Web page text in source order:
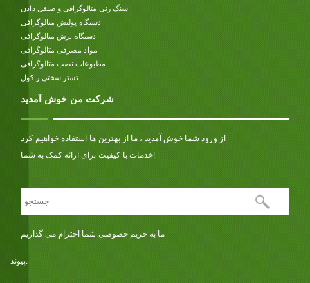
سنگ زنی متالوگرافی و صیقل دادن
دستگاه پولیش متالوگرافی
دستگاه برش متالوگرافی
مواد مصرفی متالوگرافی
مطبوعات نصب متالوگرافی
تستر سختی راکول
شرکت من خوش آمدید
از ورود شما خوش آمدید ، ما از بهترین ها استفاده خواهیم کرد
خدمات با کیفیت برای ارائه کمک به شما!
ما به حریم خصوصی شما احترام می گذاریم
پیوند: